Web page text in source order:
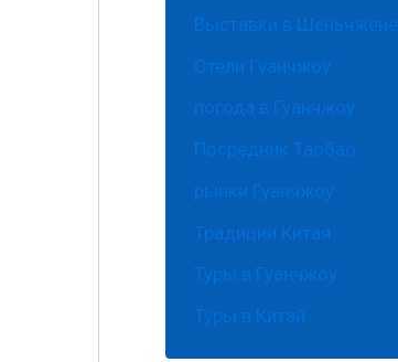
Выставки в Шеньчжене
Отели Гуанчжоу
погода в Гуанчжоу
Посредник Таобао
рынки Гуанчжоу
Традиции Китая
Туры в Гуанчжоу
Туры в Китай